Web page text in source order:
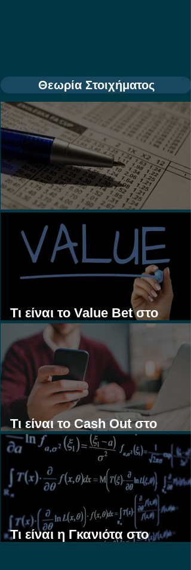
Θεωρία Στοιχήματος
Τι είναι τα Ασιατικά Χάντικαπ;
Τι είναι το Value Bet στο
Στοίχημα;
Τι είναι το Cash Out στο
Στοίχημα;
Τι είναι η Γκανιότα στο